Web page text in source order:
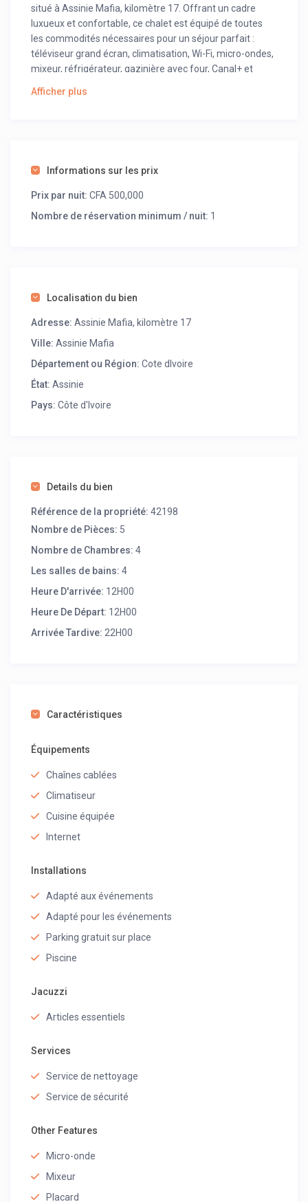
situé à Assinie Mafia, kilomètre 17. Offrant un cadre
luxueux et confortable, ce chalet est équipé de toutes
les commodités nécessaires pour un séjour parfait :
téléviseur grand écran, climatisation, Wi-Fi, micro-ondes,
mixeur, réfrigérateur, gazinière avec four, Canal+ et
havre de paix en bord de mer.
Le prix de la nuitée est de 500 000 francs CFA, offrant un
luxe à Assinie Mafia. Réservez dès maintenant pour
Afficher plus
Informations sur les prix
Prix par nuit: CFA 500,000
Nombre de réservation minimum / nuit: 1
Localisation du bien
Adresse: Assinie Mafia, kilomètre 17
Ville: Assinie Mafia
Département ou Région: Cote dIvoire
État: Assinie
Pays: Côte d'Ivoire
Details du bien
Référence de la propriété: 42198
Nombre de Pièces: 5
Nombre de Chambres: 4
Les salles de bains: 4
Heure D'arrivée: 12H00
Heure De Départ: 12H00
Arrivée Tardive: 22H00
Caractéristiques
Équipements
Chaînes cablées
Climatiseur
Cuisine équipée
Internet
Installations
Adapté aux événements
Adapté pour les événements
Parking gratuit sur place
Piscine
Jacuzzi
Articles essentiels
Services
Service de nettoyage
Service de sécurité
Other Features
Micro-onde
Mixeur
Placard